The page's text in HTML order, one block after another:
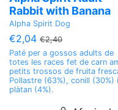
Rabbit with Banana
Alpha Spirit Dog
€2,04 €2,40
Paté per a gossos adults de
totes les races fet de carn
petits trossos de fruita
Pollastre (63%), conill (30%) i
plàtan (4%).